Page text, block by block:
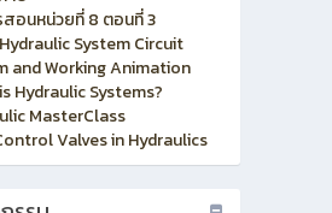
อนหน่วยที่ 8 ตอนที่ 3
System Circuit
and Working Animation
Hydraulic Systems?
MasterClass
Valves in Hydraulics